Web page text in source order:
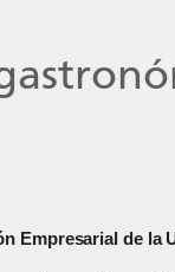
Empresarial de la